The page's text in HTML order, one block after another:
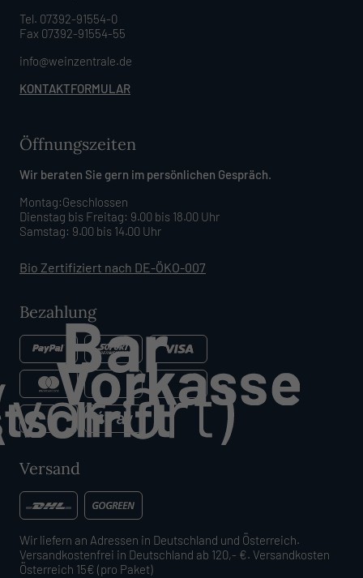
Tel. 07392-91554-0
Fax 07392-91554-55
info@weinzentrale.de
KONTAKTFORMULAR
Öffnungszeiten
Wir beraten Sie gern im persönlichen Gespräch.
Montag:Geschlossen
Dienstag bis Freitag: 9.00 bis 18.00 Uhr
Samstag: 9.00 bis 14.00 Uhr
Bio Zertifiziert nach DE-ÖKO-007
Bezahlung
Versand
Wir liefern an Adressen in Deutschland und Österreich.
Versandkostenfrei in Deutschland ab 120,- €. Versandkosten
Österreich 15€ (pro Paket)